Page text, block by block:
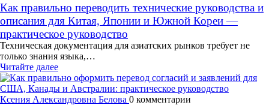
Как правильно переводить технические руководства и
описания для Китая, Японии и Южной Кореи —
практическое руководство
Техническая документация для азиатских рынков требует не
только знания языка,…
Читайте далее
Ксения Александровна Белова 0 комментарии